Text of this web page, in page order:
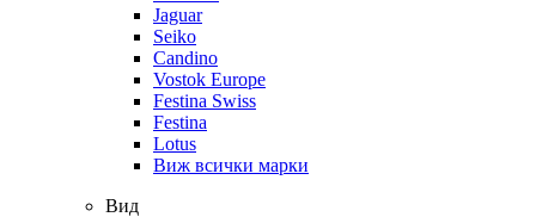
Jaguar
Seiko
Candino
Vostok Europe
Festina Swiss
Festina
Lotus
Виж всички марки
Вид